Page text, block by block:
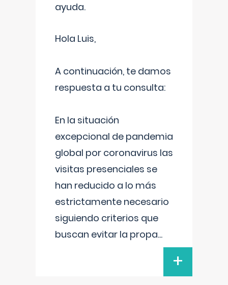
ayuda.
Hola Luis,
A continuación, te damos
respuesta a tu consulta:
En la situación
excepcional de pandemia
global por coronavirus las
visitas presenciales se
han reducido a lo más
estrictamente necesario
siguiendo criterios que
buscan evitar la propa...
+